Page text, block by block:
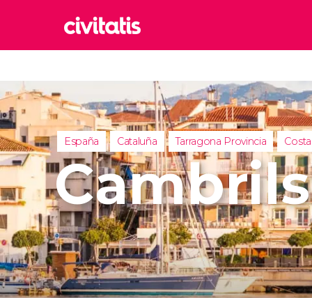
Italia
Reino
Reino
Turquía
España Cataluña Tarragona Provincia
Cambrils